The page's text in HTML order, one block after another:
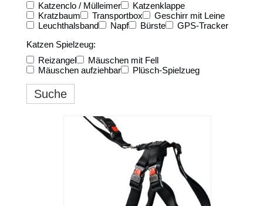
Katzenclo / Mülleimer
Katzenklappe
Kratzbaum
Transportbox
Geschirr mit Leine
Leuchthalsband
Napf Bürste
GPS-Tracker
Katzen Spielzeug:
Reizangel
Mäuschen mit Fell
Mäuschen aufziehbar
Plüsch-Spielzueg
Suche